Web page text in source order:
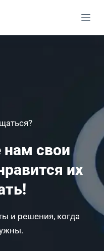
свои
их
и решения, когда